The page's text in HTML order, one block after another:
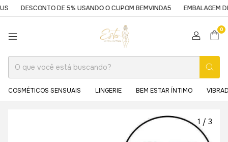
DESCONTO DE 5% USANDO O CUPOM BEMVINDA5 EMBALAGEM
0
COSMÉTICOS SENSUAIS LINGERIE BEM ESTAR ÍNTIMO
1 / 3